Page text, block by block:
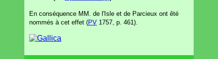
En conséquence MM. de l'Isle et de Parcieux ont êté
nommés à cet effet (PV 1757, p. 461).